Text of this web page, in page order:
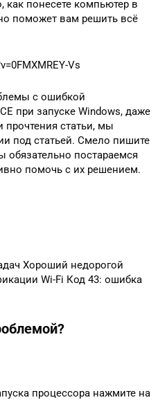
как понесете компьютер в
поможет вам решить всё
Vs
с ошибкой
при запуске Windows, даже
прочтения статьи, мы
под статьей. Смело пишите
обязательно постараемся
помочь с их решением.
Хороший недорогой
Wi-Fi Код 43: ошибка
процессора нажмите на